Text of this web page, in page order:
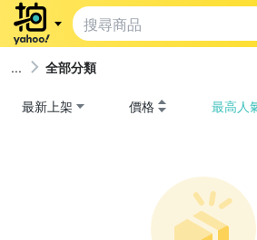
全部分類
最新上架 價格 最高人